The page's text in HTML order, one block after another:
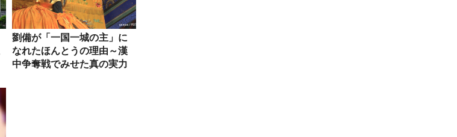
劉備が「一国一城の主」に
なれたほんとうの理由～漢
中争奪戦でみせた真の実力